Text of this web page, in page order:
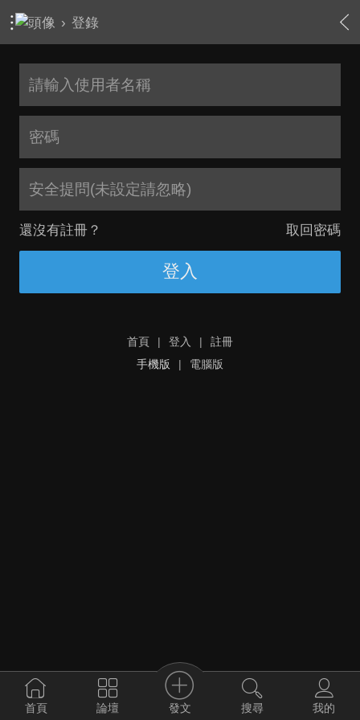
› 登錄
安全提問(未設定請忽略)
還沒有註冊？ 取回密碼
登入
首頁 | 登入 |
註冊
手機版
| 電腦版
首頁 論壇 發文 搜尋 我的